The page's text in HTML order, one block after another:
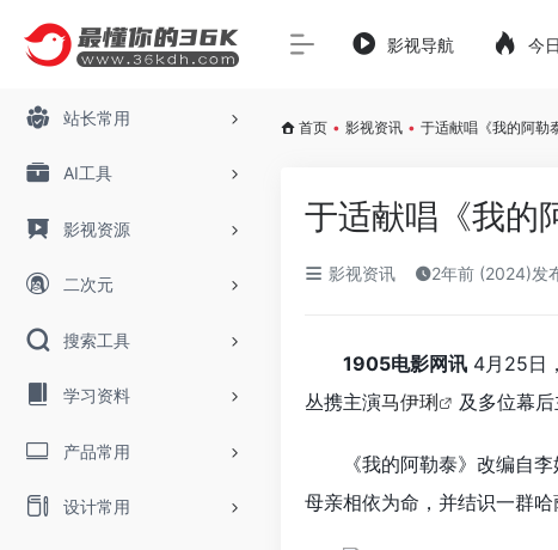
站长常用
AI工具
影视资源
二次元
搜索工具
学习资料
产品常用
设计常用
影视导航 今
首页 • 影视资讯 • 于适献唱《我的阿勒
于适献唱《我的
影视资讯 2年前 (2024)发
1905电影网讯 4月25日
丛携主演马伊琍 及多位幕
《我的阿勒泰》改编自
母亲相依为命，并结识一群哈